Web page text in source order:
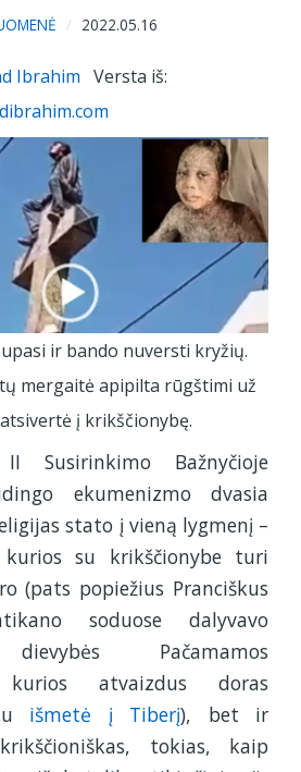
2022.05.16
Ibrahim Versta iš:
ir bando nuversti kryžių.
mergaitė apipilta rūgštimi už
į krikščionybę.
Susirinkimo Bažnyčioje
ekumenizmo dvasia
stato į vieną lygmenį –
su krikščionybe turi
(pats popiežius Pranciškus
soduose dalyvavo
Pačamamos
kurios atvaizdus doras
išmetė į Tiberį), bet ir
tokias, kaip